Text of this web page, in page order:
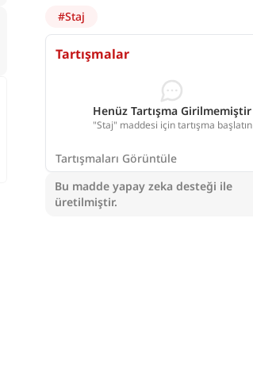
#Staj
Tartışmalar
Henüz Tartışma Girilmemiştir
"Staj" maddesi için tartışma başlatın
Tartışmaları Görüntüle
Bu madde yapay zeka desteği ile
üretilmiştir.